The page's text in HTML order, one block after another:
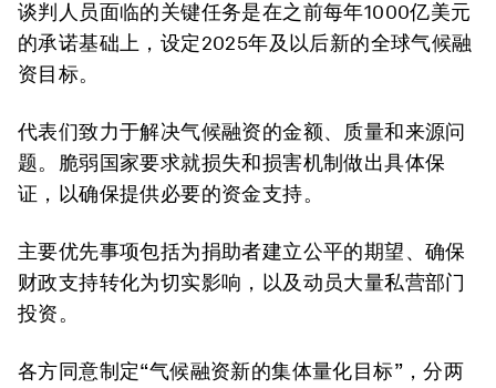
谈判人员面临的关键任务是在之前每年1000亿美元
的承诺基础上，设定2025年及以后新的全球气候融
资目标。
代表们致力于解决气候融资的金额、质量和来源问
题。脆弱国家要求就损失和损害机制做出具体保
证，以确保提供必要的资金支持。
主要优先事项包括为捐助者建立公平的期望、确保
财政支持转化为切实影响，以及动员大量私营部门
投资。
各方同意制定“气候融资新的集体量化目标”，分两